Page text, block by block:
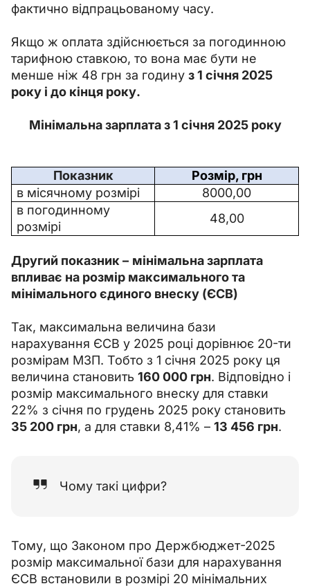
фактично відпрацьованому часу.
Якщо ж оплата здійснюється за погодинною
тарифною ставкою, то вона має бути не
менше ніж 48 грн за годину з 1 січня 2025
року і до кінця року.
Мінімальна зарплата з 1 січня 2025 року
Показник
Розмір, грн
в місячному розмірі
8000,00
в погодинному
розмірі
48,00
Другий показник – мінімальна зарплата
впливає на розмір максимального та
мінімального єдиного внеску (ЄСВ)
Так, максимальна величина бази
нарахування ЄСВ у 2025 році дорівнює 20-ти
розмірам МЗП. Тобто з 1 січня 2025 року ця
величина становить 160 000 грн. Відповідно і
розмір максимального внеску для ставки
22% з січня по грудень 2025 року становить
35 200 грн, а для ставки 8,41% – 13 456 грн.
Чому такі цифри?
Тому, що Законом про Держбюджет-2025
розмір максимальної бази для нарахування
ЄСВ встановили в розмірі 20 мінімальних